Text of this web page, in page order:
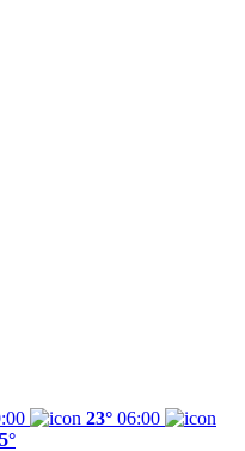
23° 06:00